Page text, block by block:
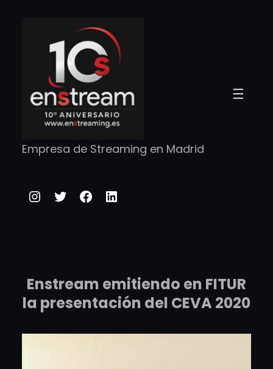
contenido
Empresa de Streaming en Madrid
Instagram
TwitterFacebook
LinkedIn
Enstream emitiendo en FITUR
la presentación del CEVA 2020